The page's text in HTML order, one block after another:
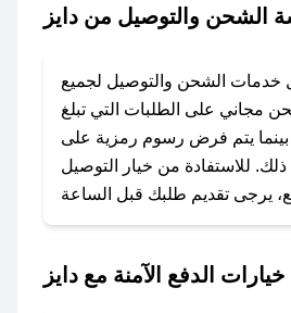
يمكنك العثور بسهولة على
البريد الإلكتروني لإضافته بسرعة.
### كيفية استخدام كود خصم دايز؟
1. انسخ كود الخصم من تطبيق صحصح.
2. الصقه في خانة الدفع عند التسوق من دايز.
التواصل مع فريق دعم صحصح عبر
الشحن والتوصيل من دايز
خدمات الشحن والتوصيل لجميع
مجاني على الطلبات التي تبلغ
بينما يتم فرض رسوم رمزية على
للاستفادة من خيار التوصيل
خيارات الدفع الآمنة مع دايز